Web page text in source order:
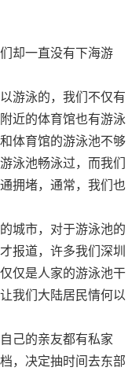
却一直没有下海游
游泳的，我们不仅有
近的体育馆也有游泳
体育馆的游泳池不够
泳池畅泳过，而我们
拥堵，通常，我们也
城市，对于游泳池的
报道，许多我们深圳
仅是人家的游泳池干
我们大陆居民情何以
己的亲友都有私家
，决定抽时间去东部